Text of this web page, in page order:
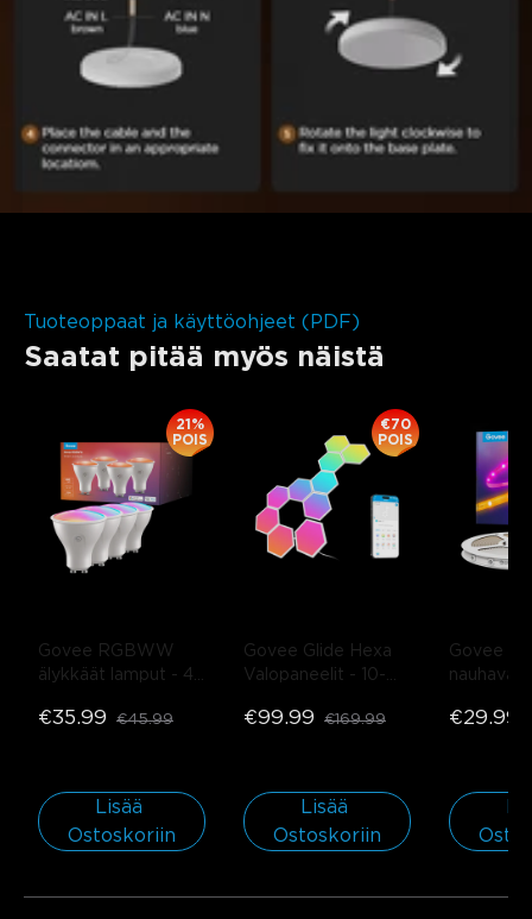
Tuoteoppaat ja käyttöohjeet (PDF)
Saatat pitää myös näistä
Govee RGBWW
älykkäät lamput - 4-
21%
POIS
€35.99 €45.99
Lisää
Ostoskoriin
Govee Glide Hexa
Valopaneelit - 10-
€70
POIS
€99.99 €169.99
Lisää
Ostoskoriin
Govee
€29.99